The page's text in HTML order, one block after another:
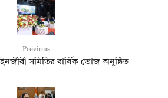
Previous
সমিতির বার্ষিক ভোজ অনুষ্ঠিত